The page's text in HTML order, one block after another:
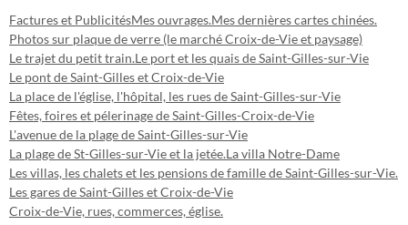
Factures et PublicitésMes ouvrages.Mes dernières cartes chinées.
Photos sur plaque de verre (le marché Croix-de-Vie et paysage)
Le trajet du petit train.Le port et les quais de Saint-Gilles-sur-Vie
Le pont de Saint-Gilles et Croix-de-Vie
La place de l'église, l'hôpital, les rues de Saint-Gilles-sur-Vie
Fêtes, foires et pélerinage de Saint-Gilles-Croix-de-Vie
L'avenue de la plage de Saint-Gilles-sur-Vie
La plage de St-Gilles-sur-Vie et la jetée.La villa Notre-Dame
Les villas, les chalets et les pensions de famille de Saint-Gilles-sur-Vie.
Les gares de Saint-Gilles et Croix-de-Vie
Croix-de-Vie, rues, commerces, église.